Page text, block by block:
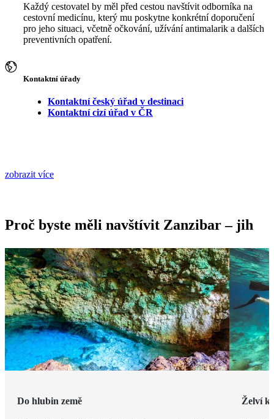
Každý cestovatel by měl před cestou navštívit odborníka na
cestovní medicínu, který mu poskytne konkrétní doporučení
pro jeho situaci, včetně očkování, užívání antimalarik a dalších
preventivních opatření.
Kontaktní úřady
Kontaktní český úřad v destinaci
Kontaktní cizí úřad v ČR
zobrazit více
Proč byste měli navštívit Zanzibar – jih
Do hlubin země Želví